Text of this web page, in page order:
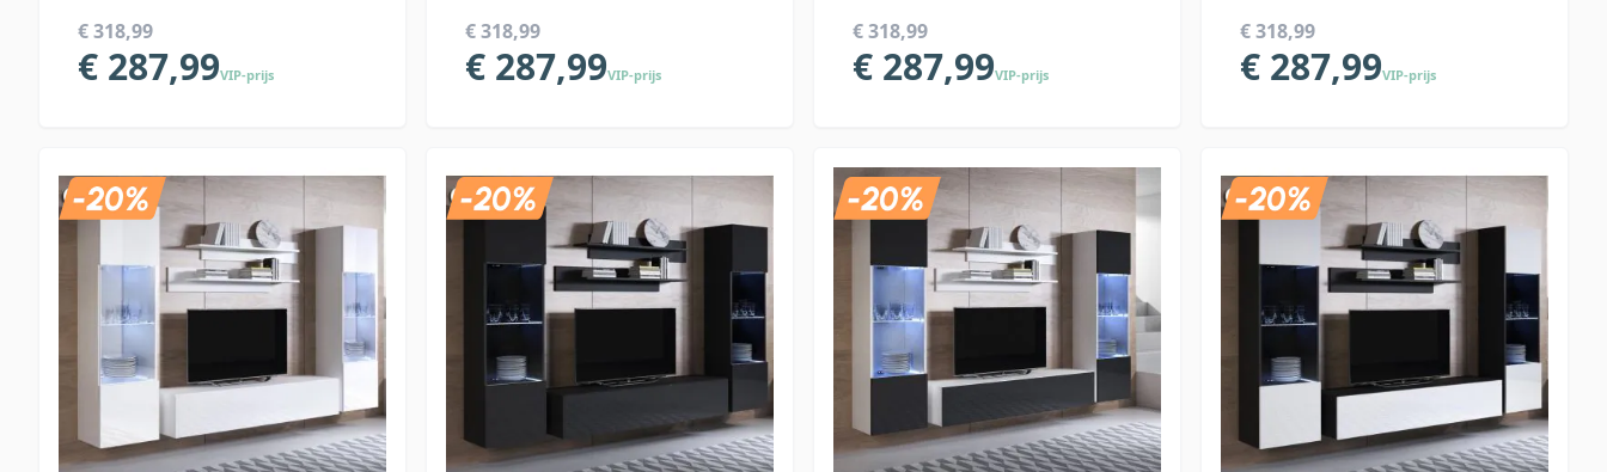
€ 318,99
€ 287,99VIP-prijs
€ 318,99
€ 287,99VIP-prijs
€ 318,99
€ 287,99VIP-prijs
€ 318,99
€ 287,99VIP-prijs